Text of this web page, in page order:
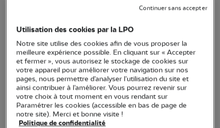
nidification des oiseaux. Fabriqué en France.
Quantité
En stock
Ajouter au panier
Utilisation des cookies par la LPO
Notre site utilise des cookies afin de vous proposer la
meilleure expérience possible. En cliquant sur « Accepter
et fermer », vous autorisez le stockage de cookies sur
votre appareil pour améliorer votre navigation sur nos
pages, nous permettre d’analyser l’utilisation du site et
ainsi contribuer à l’améliorer. Vous pourrez revenir sur
votre choix à tout moment en vous rendant sur
Paramétrer les cookies (accessible en bas de page de
notre site). Merci et bonne visite !
Politique de confidentialité
Continuer sans accepter